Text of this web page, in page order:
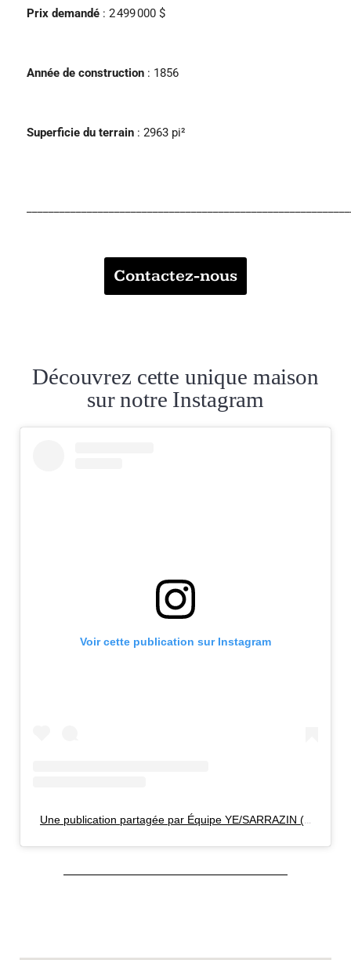
Prix demandé : 2 499 000 $
Année de construction : 1856
Superficie du terrain : 2963 pi²
Contactez-nous
Découvrez cette unique maison
sur notre Instagram
Voir cette publication sur Instagram